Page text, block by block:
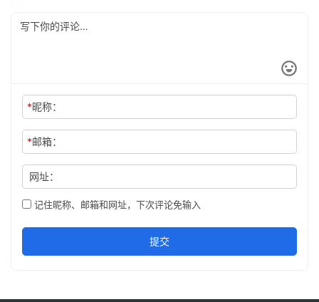
*昵称：
*邮箱：
网址：
记住昵称、邮箱和网址，下次评论免输入
提交